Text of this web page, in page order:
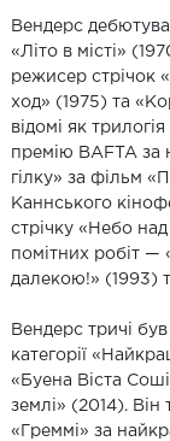
Вендерс
«Літо в місті»
режисер стрічок
ход» (1975) та
відомі як
премію BAFTA
гілку» за фільм
Каннського
стрічку «Небо
помітних робіт
далекою!» (1993)
Вендерс тричі
категорії
«Буена Віста
землі» (2014).
«Греммі» за